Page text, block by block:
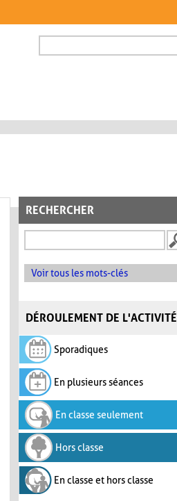
FORMULAIRE DE
RECHERCHER
Voir tous les mots-clés
DÉROULEMENT DE L'ACTIVITÉ
Sporadiques
En plusieurs séances
En classe seulement
Hors classe
En classe et hors classe